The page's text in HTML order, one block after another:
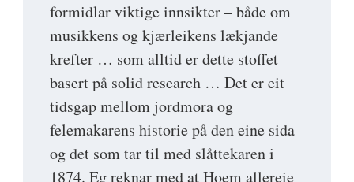
formidlar viktige innsikter – både om
musikkens og kjærleikens lækjande
krefter … som alltid er dette stoffet
basert på solid research … Det er eit
tidsgap mellom jordmora og
felemakarens historie på den eine sida
og det som tar til med slåttekaren i
1874. Eg reknar med at Hoem allereie